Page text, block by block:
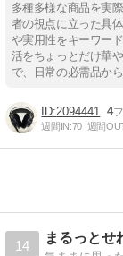
多種多様な商品を実
者の視点に立った具
や実用性をキーワー
活をちょっとだけ華
で、日常の必需品か
2094441 4
週間IN:70 週間
14
まるっとせ